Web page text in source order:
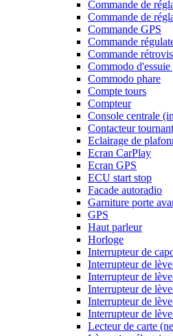
Commande de
Commande de
Commande GPS
Commande
Commande
Commodo d'essuie
Commodo phare
Compte tours
Compteur
Console centrale
Contacteur tournant
Eclairage de
Ecran CarPlay
Ecran GPS
ECU start stop
Facade autoradio
Garniture porte
GPS
Haut parleur
Horloge
Interrupteur de
Interrupteur de
Interrupteur de
Interrupteur de
Interrupteur de
Interrupteur de
Lecteur de carte